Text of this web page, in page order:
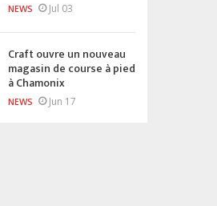
NEWS Jul 03
Craft ouvre un nouveau
magasin de course à pied
à Chamonix
NEWS Jun 17